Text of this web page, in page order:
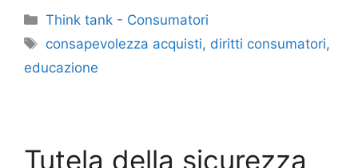
Categorie
Think tank - Consumatori
Tag
consapevolezza acquisti, diritti consumatori,
educazione
Tutela della sicurezza